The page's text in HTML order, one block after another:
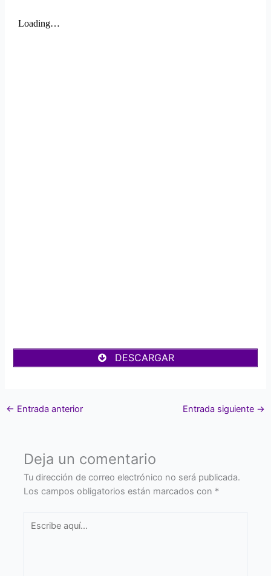
DESCARGAR
← Entrada anterior Entrada siguiente →
Deja un comentario
Tu dirección de correo electrónico no será publicada.
Los campos obligatorios están marcados con *
aquí...